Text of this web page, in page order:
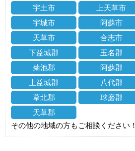
宇土市
上天草市
宇城市
阿蘇市
天草市
合志市
下益城郡
玉名郡
菊池郡
阿蘇郡
上益城郡
八代郡
葦北郡
球磨郡
天草郡
その他の地域の方もご相談ください！